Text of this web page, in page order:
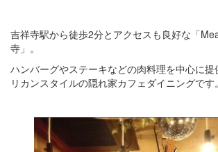
吉祥寺駅から徒歩2分とアクセスも良好な「
寺」。
ハンバーグやステーキなどの肉料理を中心に提
リカンスタイルの隠れ家カフェダイニングです。